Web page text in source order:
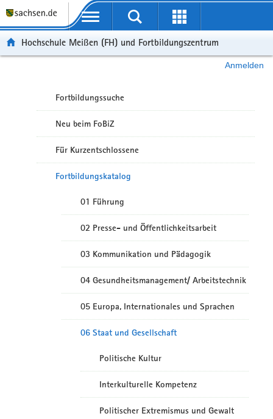
Portalübergreifende Navigation
Hochschule Meißen (FH) und Fortbildungszentrum
Anmelden
Fortbildungssuche
Neu beim FoBiZ
Für Kurzentschlossene
Fortbildungskatalog
01 Führung
02 Presse- und Öffentlichkeitsarbeit
03 Kommunikation und Pädagogik
04 Gesundheitsmanagement/ Arbeitstechnik
05 Europa, Internationales und Sprachen
06 Staat und Gesellschaft
Politische Kultur
Interkulturelle Kompetenz
Politischer Extremismus und Gewalt